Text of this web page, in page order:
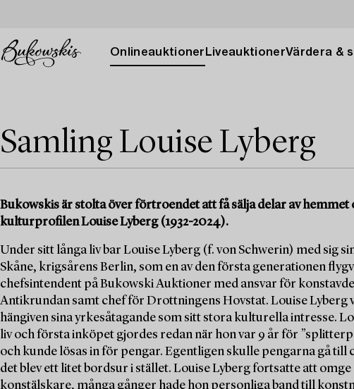
Onlineauktioner LiveauktionerVärdera &
Samling Louise Lyberg
Bukowskis är stolta över förtroendet att få sälja delar av
kulturprofilen Louise Lyberg (1932-2024).
Under sitt långa liv bar Louise Lyberg (f. von Schwerin) med sig
Skåne, krigsårens Berlin, som en av den första generationen
chefsintendent på Bukowski Auktioner med ansvar för
Antikrundan samt chef för Drottningens Hovstat. Louise Lyberg
hängiven sina yrkesåtagande som sitt stora kulturella intresse.
liv och första inköpet gjordes redan när hon var 9 år för
och kunde lösas in för pengar. Egentligen skulle pengarna gå
det blev ett litet bordsur i stället. Louise Lyberg fortsatte att
konstälskare, många gånger hade hon personliga band till